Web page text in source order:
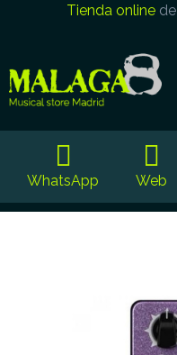
Tienda onlinede
WhatsApp Web